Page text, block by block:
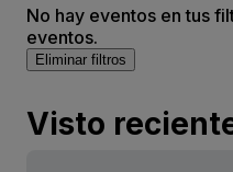
No hay eventos en tus
eventos.
Eliminar filtros
Visto